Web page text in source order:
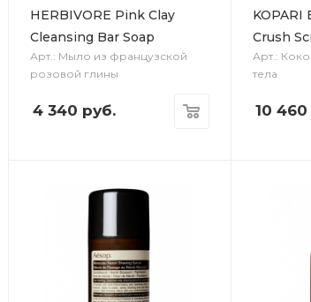
HERBIVORE Pink Clay
Cleansing Bar Soap
Арт.: Мыло из французской
розовой глины
4 340 руб.
KOPARI
Crush
Арт.:
тела
10 460